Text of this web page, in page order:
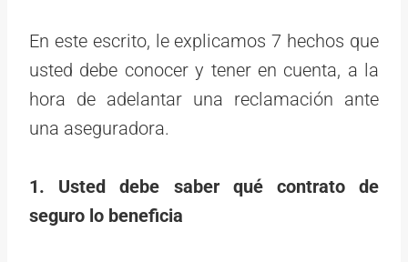
En este escrito, le explicamos 7 hechos que
usted debe conocer y tener en cuenta, a la
hora de adelantar una reclamación ante
una aseguradora.
1. Usted debe saber qué contrato de
seguro lo beneficia